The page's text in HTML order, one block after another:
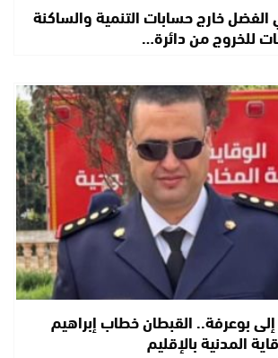
الفضل خارج حسابات التنمية والساكنة
للخروج من دائرة…
بوعرفة.. القبطان خطاب إبراهيم
المدنية بالإقليم